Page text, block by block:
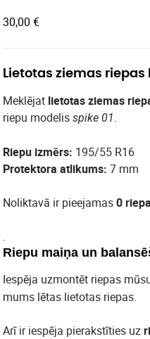
30,00 €
Lietotas ziemas riepas
Meklējat lietotas ziemas
riepu modelis spike 01.
Riepu izmērs: 195/55 R16
Protektora atlikums: 7 mm
Noliktavā ir pieejamas0
.
Riepu maiņa un
Iespēja uzmontēt riepas
mums lētas lietotas riepas.
Arī ir iespēja pierakstīties uz